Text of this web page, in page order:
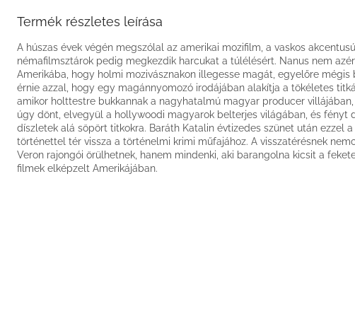
Termék részletes leírása
A húszas évek végén megszólal az amerikai mozifilm, a vaskos
némafilmsztárok pedig megkezdik harcukat a túlélésért. Nanus nem
Amerikába, hogy holmi mozivásznakon illegesse magát, egyelőre mégis
érnie azzal, hogy egy magánnyomozó irodájában alakítja a tökéletes
amikor holttestre bukkannak a nagyhatalmú magyar producer
úgy dönt, elvegyül a hollywoodi magyarok belterjes világában, és fényt
díszletek alá söpört titkokra. Baráth Katalin évtizedes szünet után ezzel a
történettel tér vissza a történelmi krimi műfajához. A visszatérésnek
Veron rajongói örülhetnek, hanem mindenki, aki barangolna kicsit a
filmek elképzelt Amerikájában.